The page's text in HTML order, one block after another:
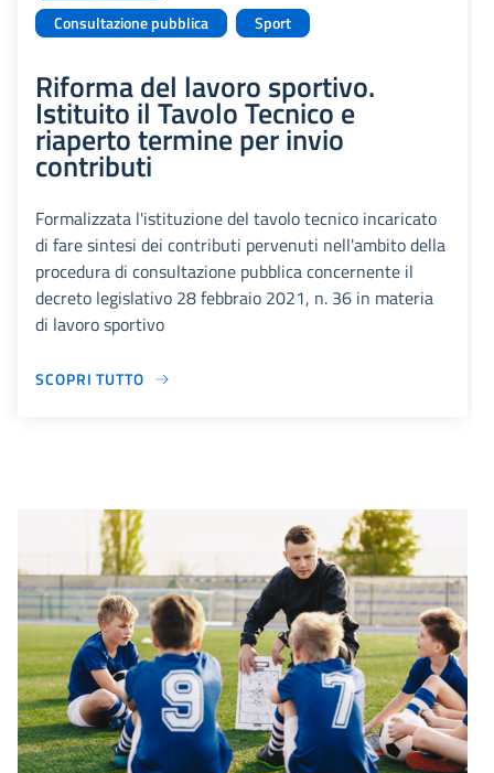
Consultazione pubblica
Sport
Riforma del lavoro sportivo.
Istituito il Tavolo Tecnico e
riaperto termine per invio
contributi
Formalizzata l'istituzione del tavolo tecnico incaricato
di fare sintesi dei contributi pervenuti nell'ambito della
procedura di consultazione pubblica concernente il
decreto legislativo 28 febbraio 2021, n. 36 in materia
di lavoro sportivo
SCOPRI TUTTO